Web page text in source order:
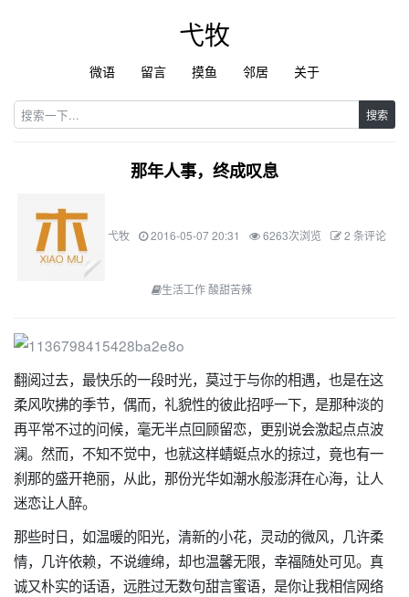
弋牧
微语 留言 摸鱼 邻居 关于
搜索
那年人事，终成叹息
弋牧 2016-05-07 20:31 6263次浏览 2 条评论
生活工作 酸甜苦辣
翻阅过去，最快乐的一段时光，莫过于与你的相遇，也是在这
柔风吹拂的季节，偶而，礼貌性的彼此招呼一下，是那种淡的
再平常不过的问候，毫无半点回顾留恋，更别说会激起点点波
澜。然而，不知不觉中，也就这样蜻蜓点水的掠过，竟也有一
刹那的盛开艳丽，从此，那份光华如潮水般澎湃在心海，让人
迷恋让人醉。
那些时日，如温暖的阳光，清新的小花，灵动的微风，几许柔
情，几许依赖，不说缠绵，却也温馨无限，幸福随处可见。真
诚又朴实的话语，远胜过无数句甜言蜜语，是你让我相信网络